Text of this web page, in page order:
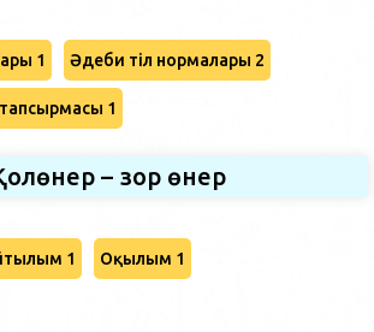
1 Әдеби тіл нормалары 2
1
– зор өнер
1 Оқылым 1